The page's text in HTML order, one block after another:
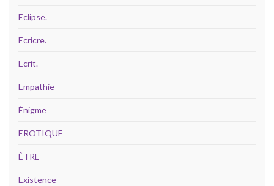
Eclipse.
Ecricre.
Ecrit.
Empathie
Énigme
EROTIQUE
ÊTRE
Existence